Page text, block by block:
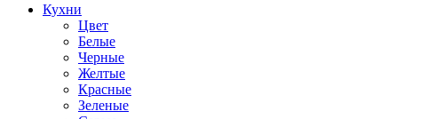
Кухни
Цвет
Белые
Черные
Желтые
Красные
Зеленые